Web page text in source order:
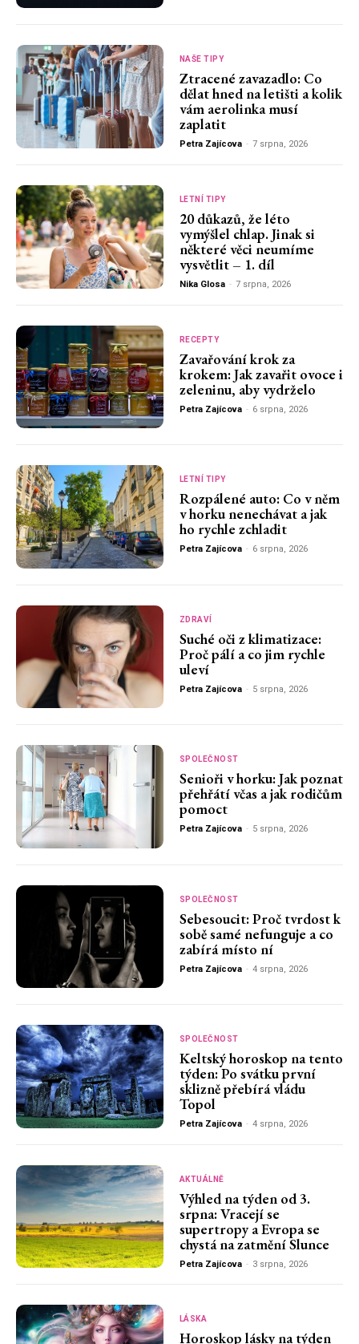
NAŠE TIPY
Ztracené zavazadlo: Co
dělat hned na letišti a kolik
vám aerolinka musí
zaplatit
Petra Zajícova - 7 srpna, 2026
LETNÍ TIPY
20 důkazů, že léto
vymýšlel chlap. Jinak si
některé věci neumíme
vysvětlit – 1. díl
Nika Glosa - 7 srpna, 2026
RECEPTY
Zavařování krok za
krokem: Jak zavařit ovoce i
zeleninu, aby vydrželo
Petra Zajícova - 6 srpna, 2026
LETNÍ TIPY
Rozpálené auto: Co v něm
v horku nenechávat a jak
ho rychle zchladit
Petra Zajícova - 6 srpna, 2026
ZDRAVÍ
Suché oči z klimatizace:
Proč pálí a co jim rychle
uleví
Petra Zajícova - 5 srpna, 2026
SPOLEČNOST
Senioři v horku: Jak poznat
přehřátí včas a jak rodičům
pomoct
Petra Zajícova - 5 srpna, 2026
SPOLEČNOST
Sebesoucit: Proč tvrdost k
sobě samé nefunguje a co
zabírá místo ní
Petra Zajícova - 4 srpna, 2026
SPOLEČNOST
Keltský horoskop na tento
týden: Po svátku první
sklizně přebírá vládu
Topol
Petra Zajícova - 4 srpna, 2026
AKTUÁLNĚ
Výhled na týden od 3.
srpna: Vracejí se
supertropy a Evropa se
chystá na zatmění Slunce
Petra Zajícova - 3 srpna, 2026
LÁSKA
Horoskop lásky na týden